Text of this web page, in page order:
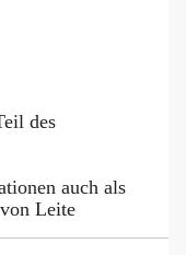
des
auch als
Leite